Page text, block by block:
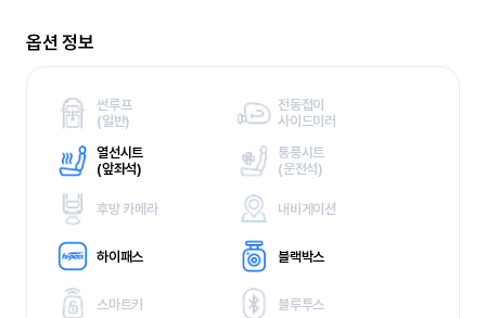
옵션 정보
썬루프
(일반)
전동접이
사이드미러
열선시트
(앞좌석)
통풍시트
(운전석)
후방 카메라 내비게이션
하이패스 블랙박스
스마트키 블루투스